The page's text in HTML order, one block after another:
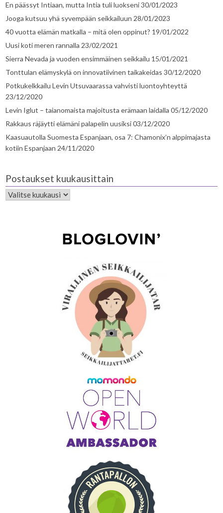
En päässyt Intiaan, mutta Intia tuli luokseni30/01/2023
Jooga kutsuu yhä syvempään seikkailuun 28/01/2023
40 vuotta elämän matkalla – mitä olen oppinut? 19/01/2022
Uusi koti meren rannalla 23/02/2021
Sierra Nevada ja vuoden ensimmäinen seikkailu 15/01/2021
Tonttulan elämyskylä on innovatiivinen taikakeidas 30/12/2020
Potkukelkkailu Levin Utsuvaarassa vahvisti luontoyhteyttä
23/12/2020
Levin Iglut – taianomaista majoitusta erämaan laidalla 05/12/2020
Rakkaus räjäytti elämäni palapelin uusiksi03/12/2020
Kaasuautolla Suomesta Espanjaan, osa 7: Chamonix’n alppimajasta
kotiin Espanjaan 24/11/2020
Postaukset kuukausittain